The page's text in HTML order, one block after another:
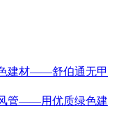
建材——舒伯通无甲
管——用优质绿色建